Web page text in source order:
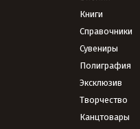
Книги
Справочники
Сувениры
Полиграфия
Эксклюзив
Творчество
Канцтовары